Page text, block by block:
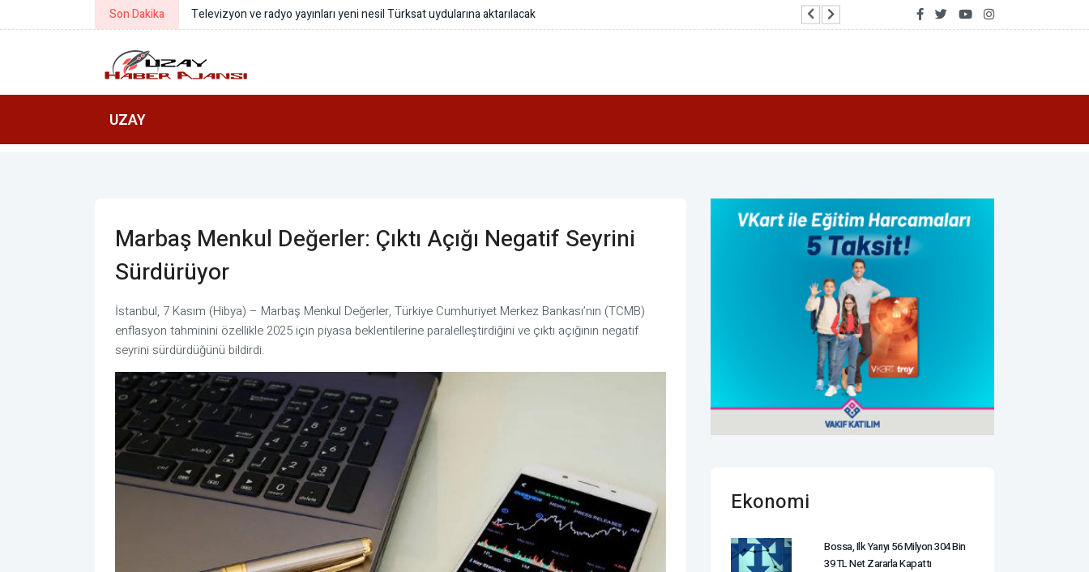
Son Dakika TÜBİTAK destekli Yaz Akademileri tamamlandı NASA, Nancy Grace Roman Uzay
UZAY
Marbaş Menkul Değerler: Çıktı Açığı Negatif Seyrini
Sürdürüyor
İstanbul, 7 Kasım (Hibya) – Marbaş Menkul Değerler, Türkiye Cumhuriyet Merkez Bankası’nın (TCMB)
enflasyon tahminini özellikle 2025 için piyasa beklentilerine paralelleştirdiğini ve çıktı açığının negatif
seyrini sürdürdüğünü bildirdi.
Ekonomi
Bossa, Ilk Yarıyı 56 Milyon 304 Bin
39 TL Net Zararla Kapattı